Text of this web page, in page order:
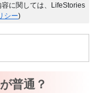
に関しては、LifeStories
シー)
普通？